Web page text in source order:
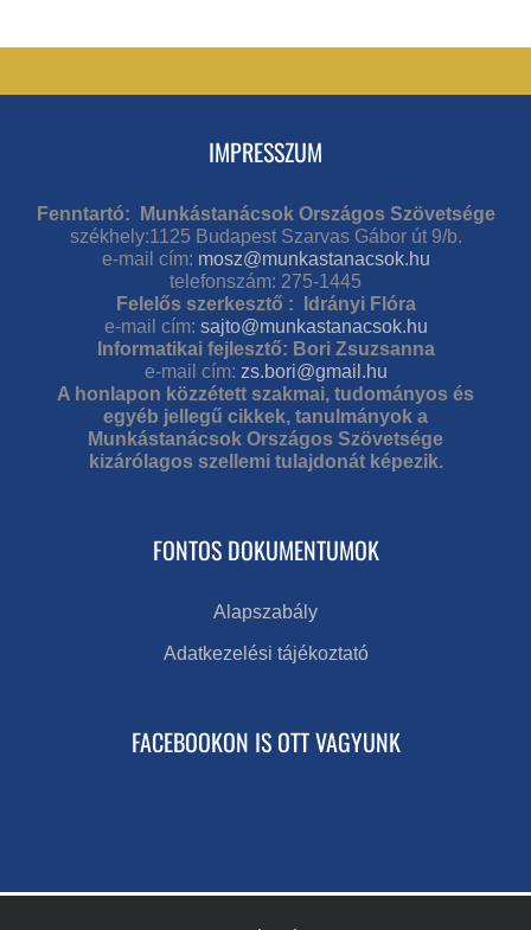
IMPRESSZUM
Fenntartó: Munkástanácsok Országos Szövetsége
székhely:1125 Budapest Szarvas Gábor út 9/b.
e-mail cím: mosz@munkastanacsok.hu
telefonszám: 275-1445
Felelős szerkesztő : Idrányi Flóra
e-mail cím: sajto@munkastanacsok.hu
Informatikai fejlesztő: Bori Zsuzsanna
e-mail cím: zs.bori@gmail.hu
A honlapon közzétett szakmai, tudományos és
egyéb jellegű cikkek, tanulmányok a
Munkástanácsok Országos Szövetsége
kizárólagos szellemi tulajdonát képezik.
FONTOS DOKUMENTUMOK
Alapszabály
Adatkezelési tájékoztató
FACEBOOKON IS OTT VAGYUNK